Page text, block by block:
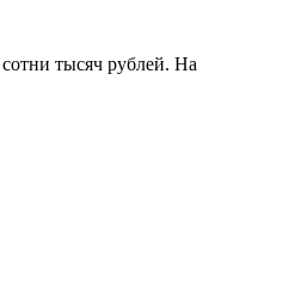
тысяч рублей. На